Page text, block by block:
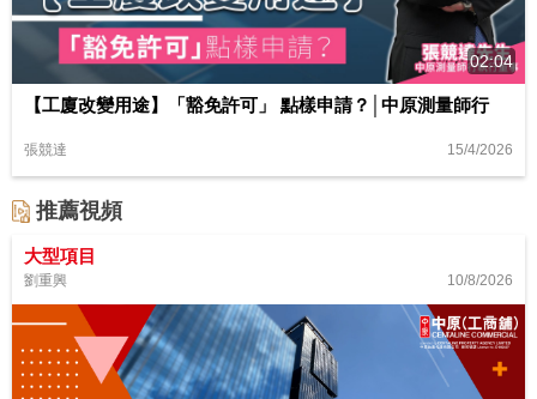
02:04
【工廈改變用途】「豁免許可」 點樣申請？│中原測量師行
張競達 15/4/2026
推薦視頻
大型項目
劉重興 10/8/2026